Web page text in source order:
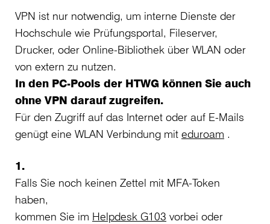
VPN ist nur notwendig, um interne Dienste der
Hochschule wie Prüfungsportal, Fileserver,
Drucker, oder Online-Bibliothek über WLAN oder
von extern zu nutzen.
In den PC-Pools der HTWG können Sie auch
ohne VPN darauf zugreifen.
Für den Zugriff auf das Internet oder auf E-Mails
genügt eine WLAN Verbindung mit eduroam .
1.
Falls Sie noch keinen Zettel mit MFA-Token
haben,
kommen Sie im Helpdesk G103 vorbei oder